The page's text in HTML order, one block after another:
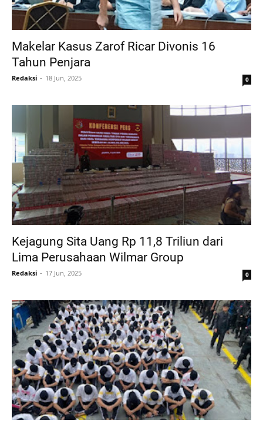
Makelar Kasus Zarof Ricar Divonis 16
Tahun Penjara
Redaksi 18 Jun, 2025 0
Kejagung Sita Uang Rp 11,8 Triliun dari
Lima Perusahaan Wilmar Group
Redaksi 17 Jun, 2025 0